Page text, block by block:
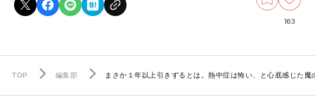
163
TOP 編集部 まさか１年以上引きずるとは。熱中症は怖い、と心底感じた魔